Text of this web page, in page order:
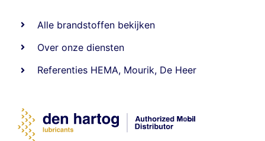
Alle brandstoffen bekijken
Over onze diensten
Referenties HEMA, Mourik, De Heer